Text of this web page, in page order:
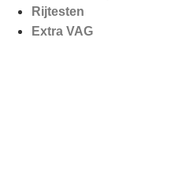
Rijtesten
Extra VAG